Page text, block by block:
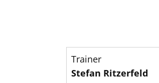
Trainer
Stefan Ritzerfeld